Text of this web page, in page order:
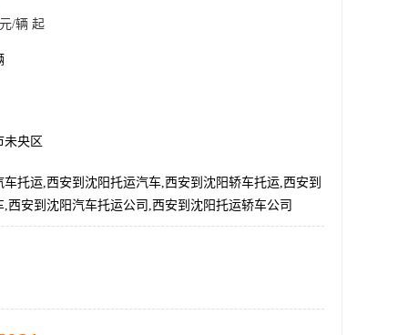
元/辆 起
未央区
车托运,西安到沈阳托运汽车,西安到沈阳轿车托运,西安到
,西安到沈阳汽车托运公司,西安到沈阳托运轿车公司